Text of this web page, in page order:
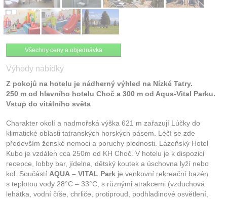
Všechny ceny a objednávka
Výhody nabídky
Z pokojů na hotelu je nádherný výhled na Nízké Tatry.
250 m od hlavního hotelu Choč a 300 m od Aqua-Vital Parku.
Vstup do vitálního světa
Charakter okolí a nadmořská výška 621 m zařazují Lúčky do
klimatické oblasti tatranských horských pásem. Léčí se zde
především ženské nemoci a poruchy plodnosti. Lázeňský Hotel
Kubo je vzdálen cca 250m od KH Choč. V hotelu je k dispozici
recepce, lobby bar, jídelna, dětský koutek a úschovna lyží nebo
kol. Součástí AQUA – VITAL Park je venkovní rekreační bazén
s teplotou vody 28°C – 33°C, s různými atrakcemi (vzduchová
lehátka, vodní číše, chrliče, protiproud, podhladinové osvětlení,